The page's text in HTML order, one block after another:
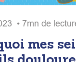
• 7mn de
mes